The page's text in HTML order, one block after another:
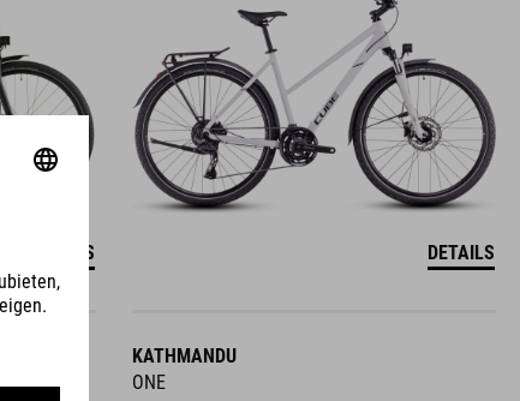
DETAILS DETAILS
KATHMANDU
ONE